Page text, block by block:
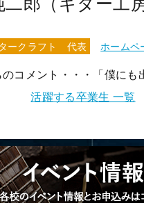
郎（ギター工
ークラフト 代表 ホームペ
コメント・・・「僕にも
活躍する卒業生 一覧